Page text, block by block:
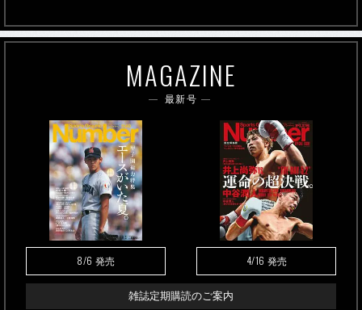
MAGAZINE
最新号
8/6 発売 4/16 発売
雑誌定期購読のご案内